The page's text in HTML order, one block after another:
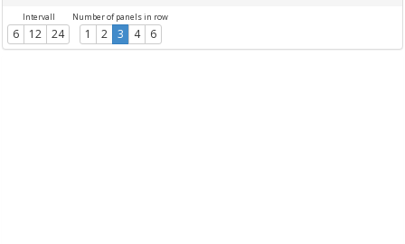
Intervall
6 12 24
Number of panels in row
1 2 3 4 6